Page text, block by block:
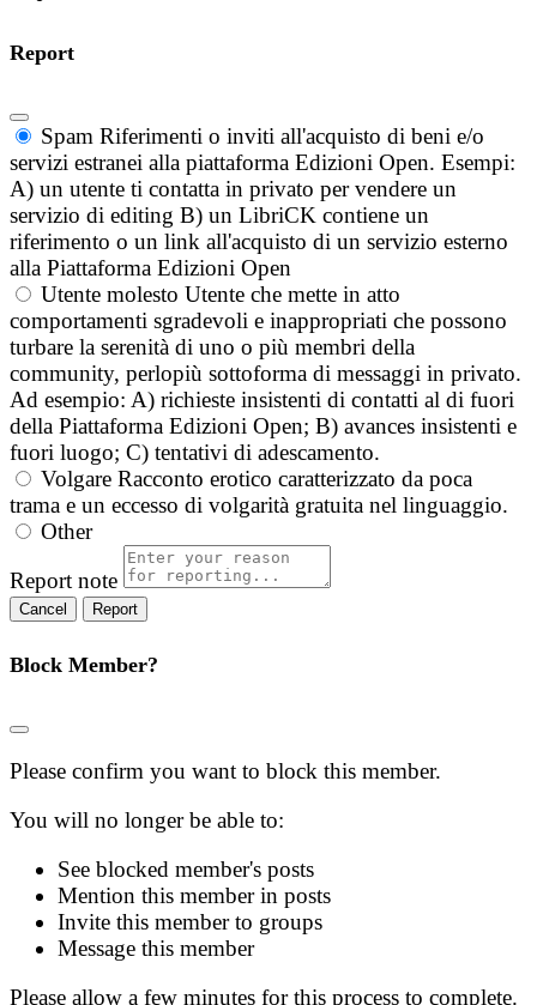
Report
Spam Riferimenti o inviti all'acquisto di beni e/o
servizi estranei alla piattaforma Edizioni Open. Esempi:
A) un utente ti contatta in privato per vendere un
servizio di editing B) un LibriCK contiene un
riferimento o un link all'acquisto di un servizio esterno
alla Piattaforma Edizioni Open
Utente molesto Utente che mette in atto
comportamenti sgradevoli e inappropriati che possono
turbare la serenità di uno o più membri della
community, perlopiù sottoforma di messaggi in privato.
Ad esempio: A) richieste insistenti di contatti al di fuori
della Piattaforma Edizioni Open; B) avances insistenti e
fuori luogo; C) tentativi di adescamento.
Volgare Racconto erotico caratterizzato da poca
trama e un eccesso di volgarità gratuita nel linguaggio.
Other
Report note
Report
Block Member?
Please confirm you want to block this member.
You will no longer be able to:
See blocked member's posts
Mention this member in posts
Invite this member to groups
Message this member
Please allow a few minutes for this process to complete.